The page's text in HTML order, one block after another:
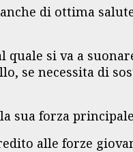
di ottima
si va a
se necessita di
sua forza
alle forze